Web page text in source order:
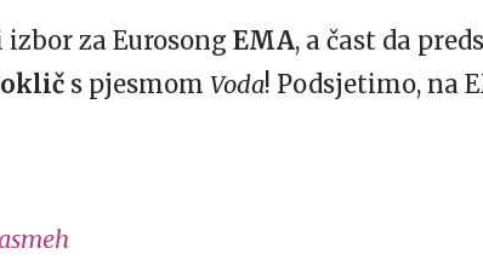
za Eurosong EMA, a čast da
s pjesmom Voda! Podsjetimo, na